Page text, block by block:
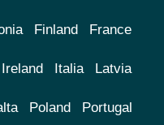
Finland France
Ireland Italia Latvia
Poland Portugal